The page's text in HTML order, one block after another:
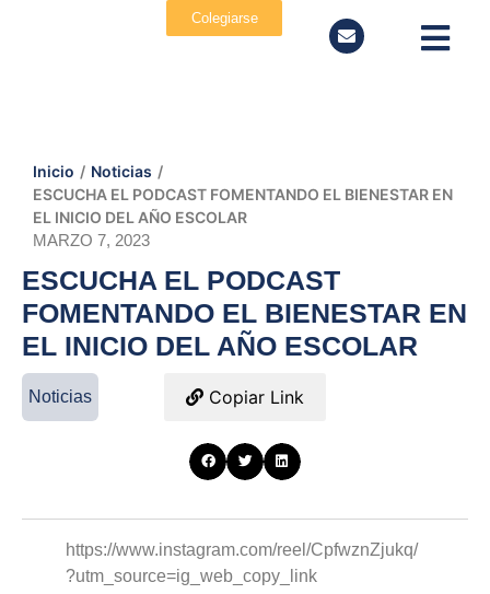
Colegiarse
Inicio / Noticias /
ESCUCHA EL PODCAST FOMENTANDO EL BIENESTAR EN
EL INICIO DEL AÑO ESCOLAR
MARZO 7, 2023
ESCUCHA EL PODCAST
FOMENTANDO EL BIENESTAR EN
EL INICIO DEL AÑO ESCOLAR
Noticias Copiar Link
https://www.instagram.com/reel/CpfwznZjukq/
?utm_source=ig_web_copy_link